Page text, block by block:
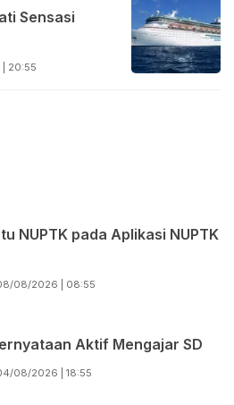
Sensasi
20:55
NUPTK pada Aplikasi NUPTK
08/2026 | 08:55
Aktif Mengajar SD
08/2026 | 18:55